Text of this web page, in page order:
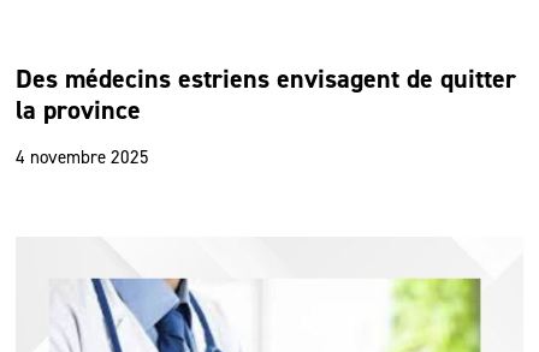
Des médecins estriens envisagent de quitter
la province
4 novembre 2025